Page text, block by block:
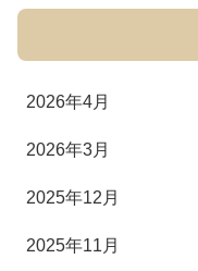
2026年4月
2026年3月
2025年12月
2025年11月